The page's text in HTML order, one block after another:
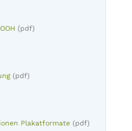
(pdf)
(pdf)
Plakatformate (pdf)